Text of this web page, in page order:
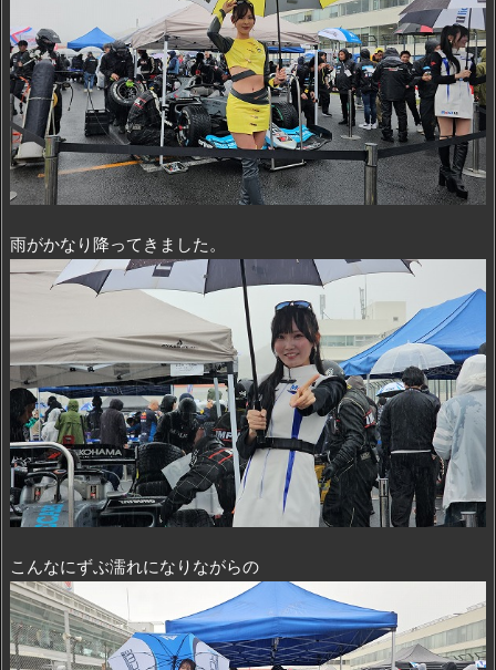
雨がかなり降ってきました。
こんなにずぶ濡れになりながらの